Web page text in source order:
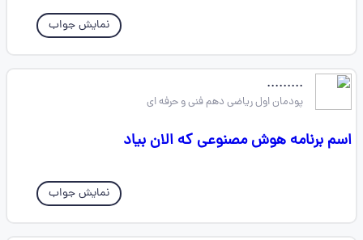
نمایش جواب
.........
پودمان اول ریاضی دهم فنی و حرفه ای
اسم برنامه هوش مصنوعی که الان بیاد
نمایش جواب